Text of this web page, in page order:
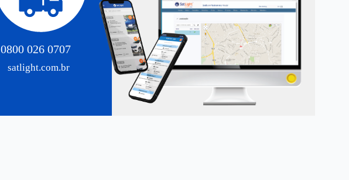
satlight.com.br
0800 026 0707